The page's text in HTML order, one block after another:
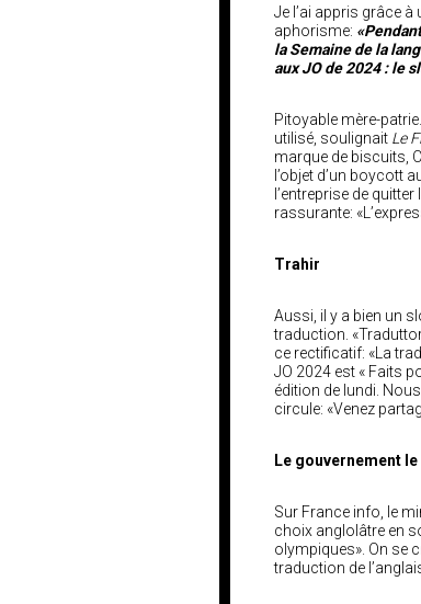
Je l’ai appris grâce
aphorisme:
la Semaine de la
aux JO de 2024 : le
Pitoyable mère-
utilisé, soulignait Le
marque de biscuits,
l’objet d’un boycott
l’entreprise de
rassurante:
Trahir
Aussi, il y a bien un
traduction.
ce rectificatif: «La
JO 2024 est « Faits
édition de lundi.
circule: «Venez
Le gouvernement le
Sur France info, le
choix anglolâtre en
olympiques». On se
traduction de